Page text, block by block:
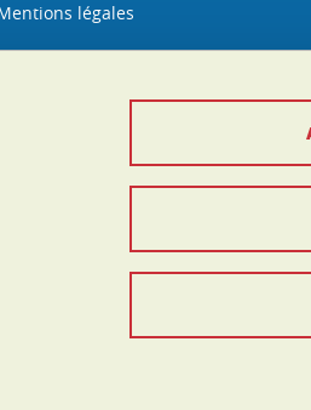
légales
Gestion des cookies